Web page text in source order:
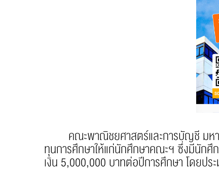
คณะพาณิชยศาสตร์และการบัญชี มหาวิ
ทุนการศึกษาให้แก่นักศึกษาคณะฯ ซึ่งมีนักศึ
เงิน 5,000,000 บาทต่อปีการศึกษา โดยปร